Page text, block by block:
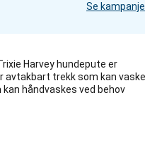
Se kampanje
Harvey hundepute er
avtakbart trekk som kan
håndvaskes ved behov